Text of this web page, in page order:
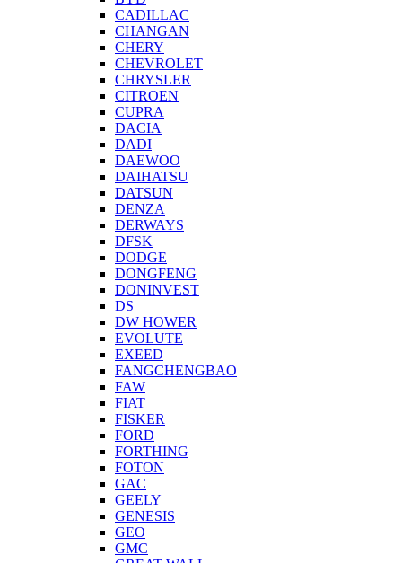
CADILLAC
CHANGAN
CHERY
CHEVROLET
CHRYSLER
CITROEN
CUPRA
DACIA
DADI
DAEWOO
DAIHATSU
DATSUN
DENZA
DERWAYS
DFSK
DODGE
DONGFENG
DONINVEST
DS
DW HOWER
EVOLUTE
EXEED
FANGCHENGBAO
FAW
FIAT
FISKER
FORD
FORTHING
FOTON
GAC
GEELY
GENESIS
GEO
GMC